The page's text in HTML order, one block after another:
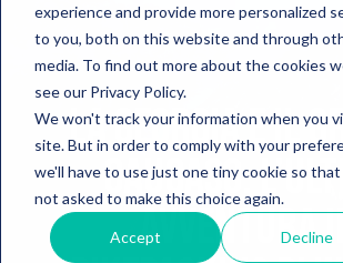
experience and provide more personalized
to you, both on this website and through
media. To find out more about the cookies
see our Privacy Policy.
We won't track your information when you
site. But in order to comply with your
we'll have to use just one tiny cookie so
not asked to make this choice again.
Accept Decline
La Georgia e il
Caucaso:
avventura